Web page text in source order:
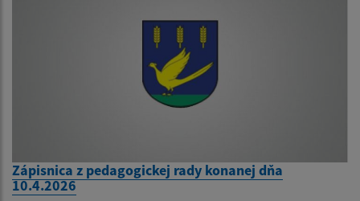
Zápisnica z pedagogickej rady konanej dňa
10.4.2026